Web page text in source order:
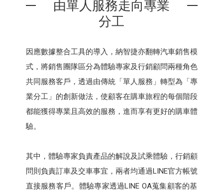
由單人服務走向專業
分工
因應數據整合工具的導入，納智捷亦翻轉汽車銷售模
式，將銷售團隊區分為體驗專家及行銷顧問兩種角色
共同服務客戶，透過由傳統「單人服務」轉型為「專
業分工」的創新做法，使顧客在購車旅程的每個階段
都能獲得專業且高效的服務，進而享有更好的購車體
驗。
其中，體驗專家負責產品的解說及試乘體驗，行銷顧
問則負責訂車及交車事宜，兩者均通過LINE官方帳號
直接服務客戶。體驗專家透過LINE OA蒐集顧客的基